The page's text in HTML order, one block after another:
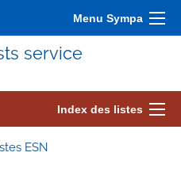
Menu Sympa
service
Index des listes
ESN